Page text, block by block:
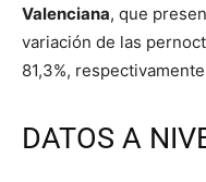
Valenciana, que
variación de las
81,3%,
DATOS A